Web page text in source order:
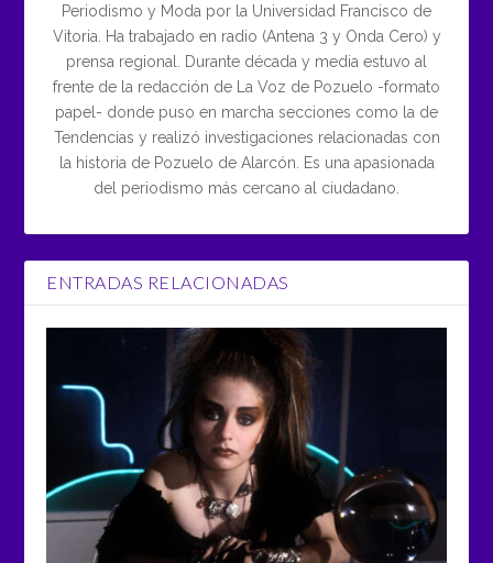
Periodismo y Moda por la Universidad Francisco de
Vitoria. Ha trabajado en radio (Antena 3 y Onda Cero) y
prensa regional. Durante década y media estuvo al
frente de la redacción de La Voz de Pozuelo -formato
papel- donde puso en marcha secciones como la de
Tendencias y realizó investigaciones relacionadas con
la historia de Pozuelo de Alarcón. Es una apasionada
del periodismo más cercano al ciudadano.
ENTRADAS RELACIONADAS